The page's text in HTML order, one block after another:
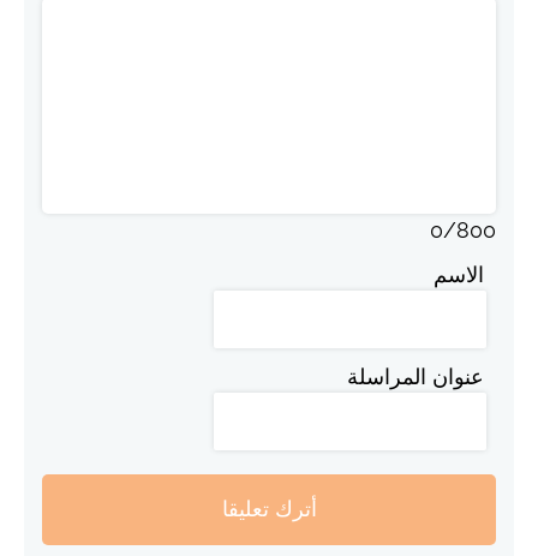
0/800
الاسم
عنوان المراسلة
أترك تعليقا